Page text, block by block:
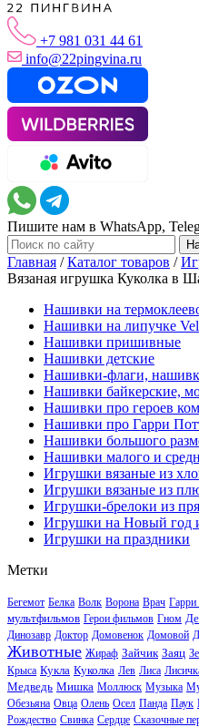
+7 981 031 44 61
info@22pingvina.ru
Пишите нам в WhatsApp,
Главная /Каталог товаров /
Вязаная игрушка Куколка в
Нашивки на
Нашивки на липучке
Нашивки пришивные
Нашивки детские
Нашивки-флаги,
Нашивки байкерские,
Нашивки про героев
Нашивки про Гарри
Нашивки большого
Нашивки малого и
Игрушки вязаные из
Игрушки вязаные из
Игрушки-брелоки из
Игрушки на Новый год
Игрушки на праздники
Метки
Бегемот Белка Волк Ворона Врач Гарри
мультфильмов Герои фильмов Гном
Динозавр Доктор Домовенок Домовой
Животные Жираф Зайчик Заяц
Крыса Кукла Куколка Лев Лиса
Медведь Мишка Моллюск Музыка
Обезьяна Овца Олень Осел Панда Паук
Рождество Свинка Сердце Сказочные